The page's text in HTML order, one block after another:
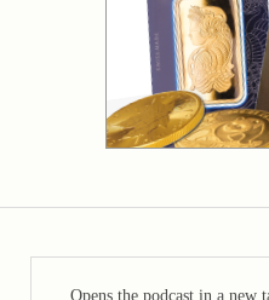
Opens the podcast in a